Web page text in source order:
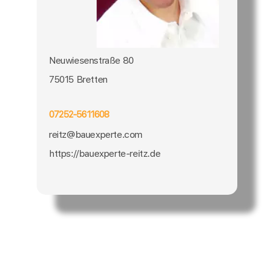
Neuwiesenstraße 80
75015 Bretten
07252-5611608
reitz@bauexperte.com
https://bauexperte-reitz.de